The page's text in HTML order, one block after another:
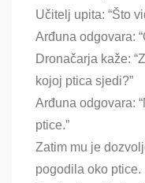
Učitelj upita: “Što
Arđuna odgovara:
Dronačarja kaže:
kojoj ptica sjedi?”
Arđuna odgovara:
ptice.”
Zatim mu je
pogodila oko ptice.